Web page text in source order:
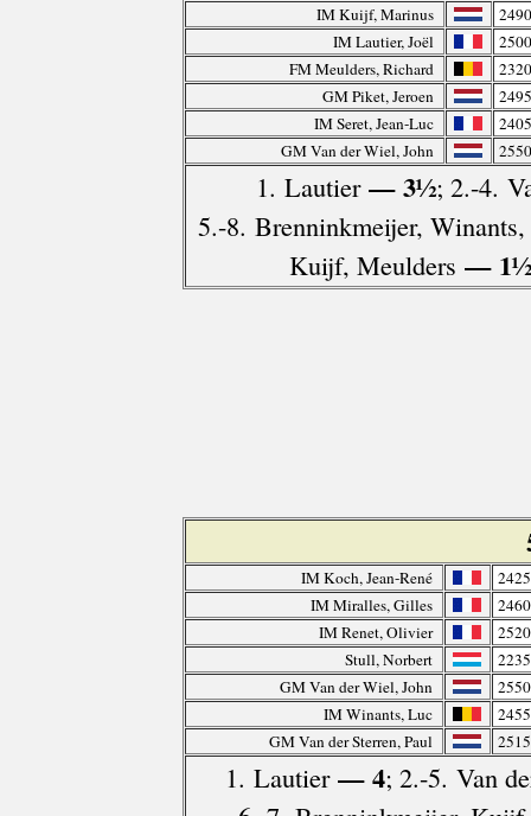
IM Kuijf, Marinus
2490
IM Lautier, Joël
2500
FM Meulders, Richard
2320
GM Piket, Jeroen
2495
IM Seret, Jean-Luc
2405
GM Van der Wiel, John
2550
1. Lautier— 3½; 2.-4.
5.-8. Brenninkmeijer, Winants,
Kuijf, Meulders — 1½
IM Koch, Jean-René
2425
IM Miralles, Gilles
2460
IM Renet, Olivier
2520
Stull, Norbert
2235
GM Van der Wiel, John
2550
IM Winants, Luc
2455
GM Van der Sterren, Paul
2515
1. Lautier— 4; 2.-5. Van